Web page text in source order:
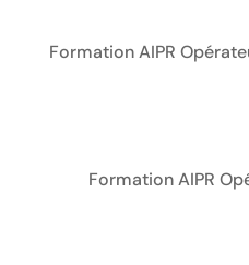
Formation AIPR
Formation AIPR